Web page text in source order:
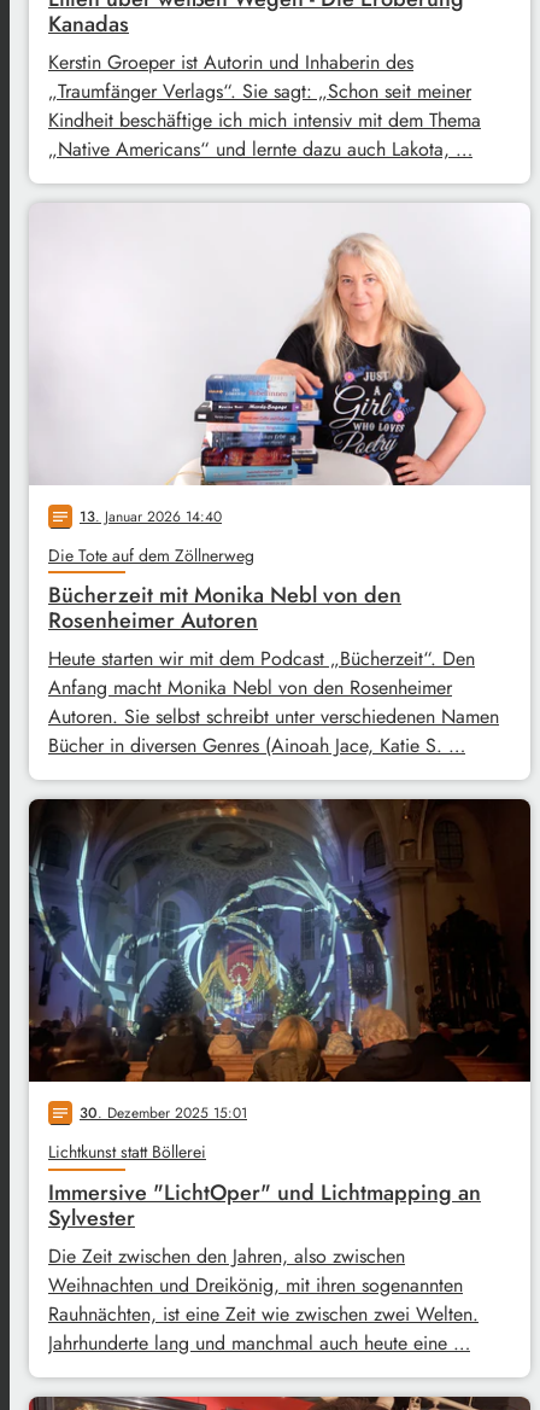
Kanadas
Kerstin Groeper ist Autorin und Inhaberin des
„Traumfänger Verlags“. Sie sagt: „Schon seit meiner
Kindheit beschäftige ich mich intensiv mit dem Thema
„Native Americans“ und lernte dazu auch Lakota, …
notes 13. Januar 2026 14:40
Die Tote auf dem Zöllnerweg
Bücherzeit mit Monika Nebl von den
Rosenheimer Autoren
Heute starten wir mit dem Podcast „Bücherzeit“. Den
Anfang macht Monika Nebl von den Rosenheimer
Autoren. Sie selbst schreibt unter verschiedenen Namen
Bücher in diversen Genres (Ainoah Jace, Katie S. …
notes 30. Dezember 2025 15:01
Lichtkunst statt Böllerei
Immersive "LichtOper" und Lichtmapping an
Sylvester
Die Zeit zwischen den Jahren, also zwischen
Weihnachten und Dreikönig, mit ihren sogenannten
Rauhnächten, ist eine Zeit wie zwischen zwei Welten.
Jahrhunderte lang und manchmal auch heute eine …